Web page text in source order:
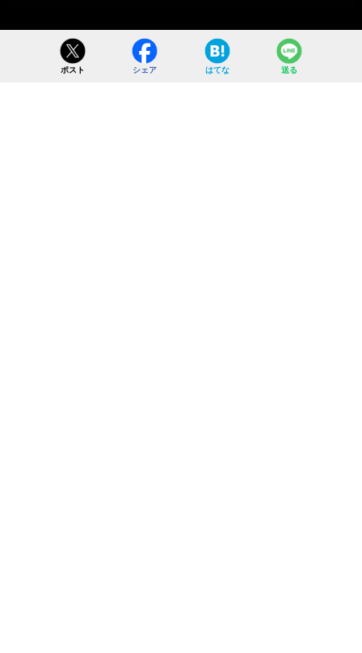
ポスト シェア はてな 送る